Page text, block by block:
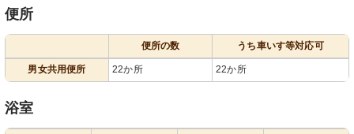
便所
便所の数 うち車いす等対応可
男女共用便所 22か所 22か所
浴室